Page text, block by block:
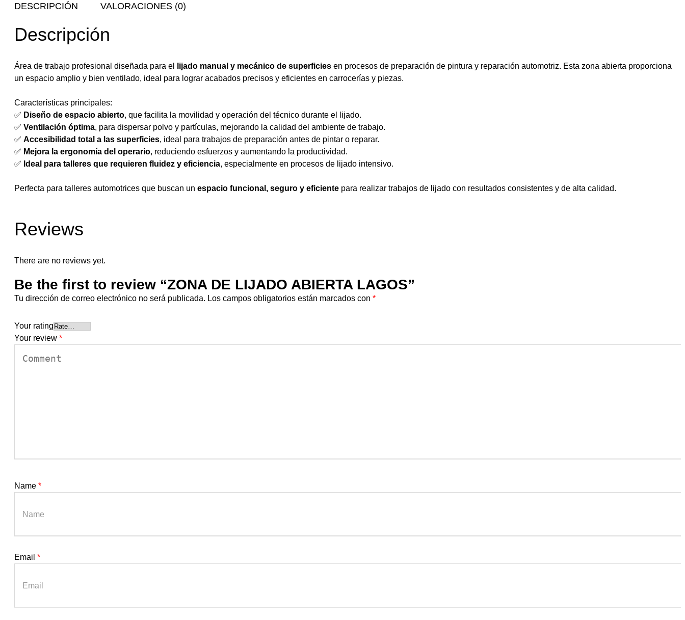
DESCRIPCIÓN VALORACIONES (0)
Descripción
Área de trabajo profesional diseñada para el lijado manual y mecánico de superficies en procesos de preparación de pintura y reparación automotriz. Esta zona abierta proporciona
un espacio amplio y bien ventilado, ideal para lograr acabados precisos y eficientes en carrocerías y piezas.
Características principales:
✅ Diseño de espacio abierto, que facilita la movilidad y operación del técnico durante el lijado.
✅ Ventilación óptima, para dispersar polvo y partículas, mejorando la calidad del ambiente de trabajo.
✅ Accesibilidad total a las superficies, ideal para trabajos de preparación antes de pintar o reparar.
✅ Mejora la ergonomía del operario, reduciendo esfuerzos y aumentando la productividad.
✅ Ideal para talleres que requieren fluidez y eficiencia, especialmente en procesos de lijado intensivo.
Perfecta para talleres automotrices que buscan un espacio funcional, seguro y eficiente para realizar trabajos de lijado con resultados consistentes y de alta calidad.
Reviews
There are no reviews yet.
Be the first to review “ZONA DE LIJADO ABIERTA LAGOS”
Tu dirección de correo electrónico no será publicada. Los campos obligatorios están marcados con *
Your rating
Your review *
Name *
Email *